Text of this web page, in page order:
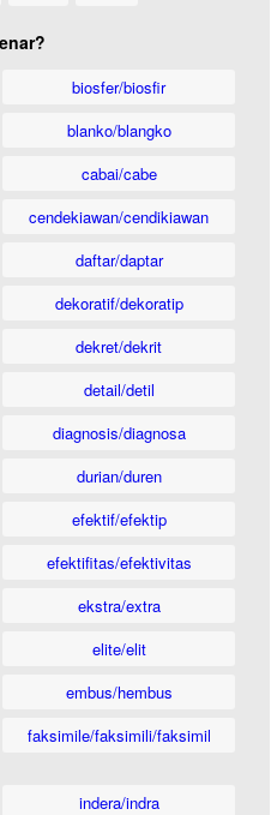
biosfer/biosfir
blanko/blangko
cabai/cabe
cendekiawan/cendikiawan
daftar/daptar
dekoratif/dekoratip
dekret/dekrit
detail/detil
diagnosis/diagnosa
durian/duren
efektif/efektip
efektifitas/efektivitas
ekstra/extra
elite/elit
embus/hembus
faksimile/faksimili/faksimil
indera/indra